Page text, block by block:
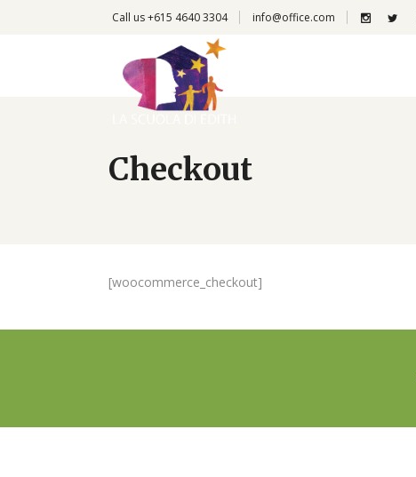
Call us +615 4640 3304 info@office.com
Checkout
[woocommerce_checkout]